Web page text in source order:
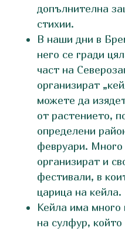
допълнителна
стихии.
В наши дни в
него се гради
част на
организират
можете да
от растението,
определени
февруари. Много
организират и
фестивали, в
царица на кейла.
Кейла има
на сулфур, който